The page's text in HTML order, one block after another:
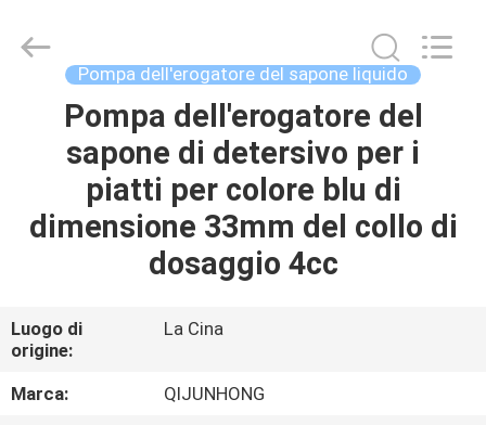
CASA.
PRODOTTI
SPETTACOLO
DI
NOI
PLASTIC
PRODUCTS
MANUFACTORYPompa dell'erogatore del sapone liquido
Pompa dell'erogatore del
sapone di detersivo per i
piatti per colore blu di
dimensione 33mm del collo di
dosaggio 4cc
Luogo di
origine:
La Cina
Marca:
QIJUNHONG